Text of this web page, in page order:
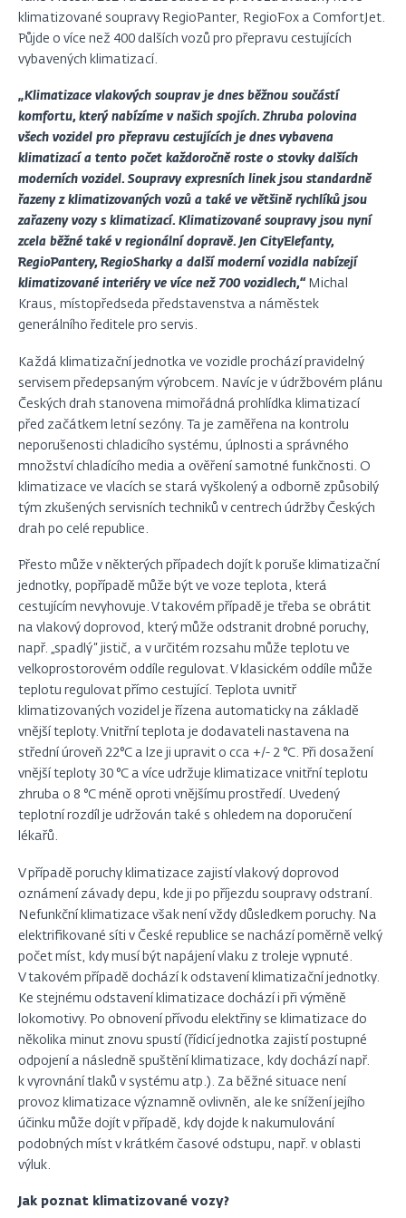
klimatizované soupravy RegioPanter, RegioFox a ComfortJet.
Půjde o více než 400 dalších vozů pro přepravu cestujících
vybavených klimatizací.
„Klimatizace vlakových souprav je dnes běžnou součástí
komfortu, který nabízíme v našich spojích. Zhruba polovina
všech vozidel pro přepravu cestujících je dnes vybavena
klimatizací a tento počet každoročně roste o stovky dalších
moderních vozidel. Soupravy expresních linek jsou standardně
řazeny z klimatizovaných vozů a také ve většině rychlíků jsou
zařazeny vozy s klimatizací. Klimatizované soupravy jsou nyní
zcela běžné také v regionální dopravě. Jen CityElefanty,
RegioPantery, RegioSharky a další moderní vozidla nabízejí
klimatizované interiéry ve více než 700 vozidlech,“ Michal
Kraus, místopředseda představenstva a náměstek
generálního ředitele pro servis.
Každá klimatizační jednotka ve vozidle prochází pravidelný
servisem předepsaným výrobcem. Navíc je v údržbovém plánu
Českých drah stanovena mimořádná prohlídka klimatizací
před začátkem letní sezóny. Ta je zaměřena na kontrolu
neporušenosti chladicího systému, úplnosti a správného
množství chladícího media a ověření samotné funkčnosti. O
klimatizace ve vlacích se stará vyškolený a odborně způsobilý
tým zkušených servisních techniků v centrech údržby Českých
drah po celé republice.
Přesto může v některých případech dojít k poruše klimatizační
jednotky, popřípadě může být ve voze teplota, která
cestujícím nevyhovuje. V takovém případě je třeba se obrátit
na vlakový doprovod, který může odstranit drobné poruchy,
např. „spadlý“ jistič, a v určitém rozsahu může teplotu ve
velkoprostorovém oddíle regulovat. V klasickém oddíle může
teplotu regulovat přímo cestující. Teplota uvnitř
klimatizovaných vozidel je řízena automaticky na základě
vnější teploty. Vnitřní teplota je dodavateli nastavena na
střední úroveň 22°C a lze ji upravit o cca +/- 2 °C. Při dosažení
vnější teploty 30 °C a více udržuje klimatizace vnitřní teplotu
zhruba o 8 °C méně oproti vnějšímu prostředí. Uvedený
teplotní rozdíl je udržován také s ohledem na doporučení
lékařů.
V případě poruchy klimatizace zajistí vlakový doprovod
oznámení závady depu, kde ji po příjezdu soupravy odstraní.
Nefunkční klimatizace však není vždy důsledkem poruchy. Na
elektrifikované síti v České republice se nachází poměrně velký
počet míst, kdy musí být napájení vlaku z troleje vypnuté.
V takovém případě dochází k odstavení klimatizační jednotky.
Ke stejnému odstavení klimatizace dochází i při výměně
lokomotivy. Po obnovení přívodu elektřiny se klimatizace do
několika minut znovu spustí (řídicí jednotka zajistí postupné
odpojení a následně spuštění klimatizace, kdy dochází např.
k vyrovnání tlaků v systému atp.). Za běžné situace není
provoz klimatizace významně ovlivněn, ale ke snížení jejího
účinku může dojít v případě, kdy dojde k nakumulování
podobných míst v krátkém časové odstupu, např. v oblasti
výluk.
Jak poznat klimatizované vozy?